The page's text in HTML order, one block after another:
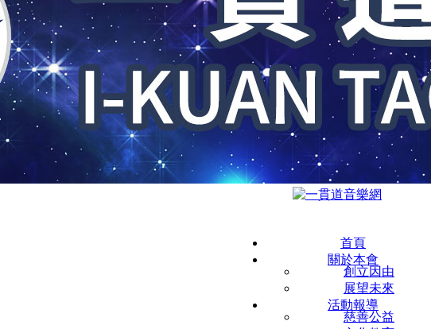
首頁
關於本會
創立因由
展望未來
活動報導
慈善公益